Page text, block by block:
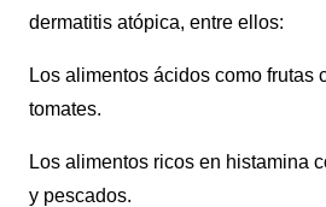
dermatitis atópica, entre ellos:
Los alimentos ácidos como frutas
tomates.
Los alimentos ricos en histamina
y pescados.